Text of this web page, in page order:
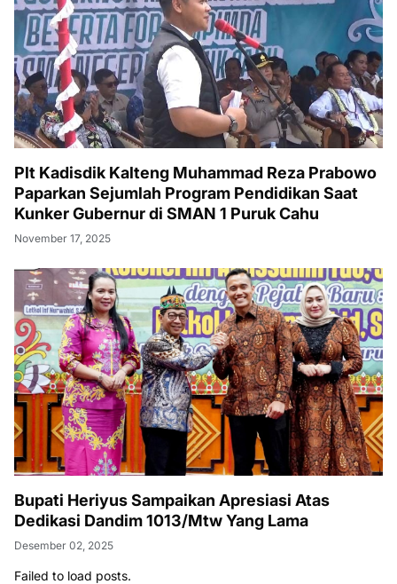
Plt Kadisdik Kalteng Muhammad Reza Prabowo
Paparkan Sejumlah Program Pendidikan Saat
Kunker Gubernur di SMAN 1 Puruk Cahu
November 17, 2025
Bupati Heriyus Sampaikan Apresiasi Atas
Dedikasi Dandim 1013/Mtw Yang Lama
Desember 02, 2025
Failed to load posts.